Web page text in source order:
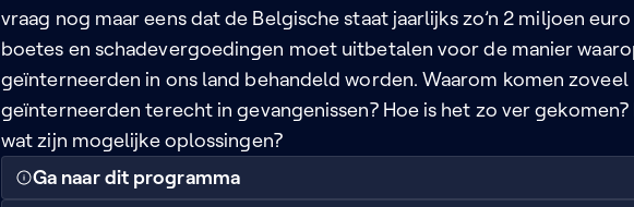
vraag nog maar eens dat de Belgische staat jaarlijks zo’n 2 miljoen euro
boetes en schadevergoedingen moet uitbetalen voor de manier
geïnterneerden in ons land behandeld worden. Waarom komen zoveel
geïnterneerden terecht in gevangenissen? Hoe is het zo ver gekomen?
wat zijn mogelijke oplossingen?
Ga naar dit programma